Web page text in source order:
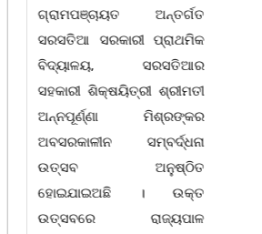
ଗ୍ରାମପଞ୍ଚାୟତ ଅନ୍ତର୍ଗତ
ସରସତିଆ ସରକାରୀ ପ୍ରାଥମିକ
ବିଦ୍ୟାଳୟ, ସରସତିଆର
ସହକାରୀ ଶିକ୍ଷୟିତ୍ରୀ ଶ୍ରୀମତୀ
ଅନ୍ନପୂର୍ଣ୍ଣା ମିଶ୍ରଙ୍କର
ଅବସରକାଳୀନ ସମ୍ବର୍ଦ୍ଧନା
ଉତ୍ସବ ଅନୁଷ୍ଠିତ
ହୋଇଯାଇଅଛି । ଉକ୍ତ
ଉତ୍ସବରେ ରାଜ୍ୟପାଳ